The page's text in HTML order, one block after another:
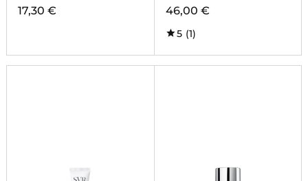
17,30 € 46,00 €
5 (1)